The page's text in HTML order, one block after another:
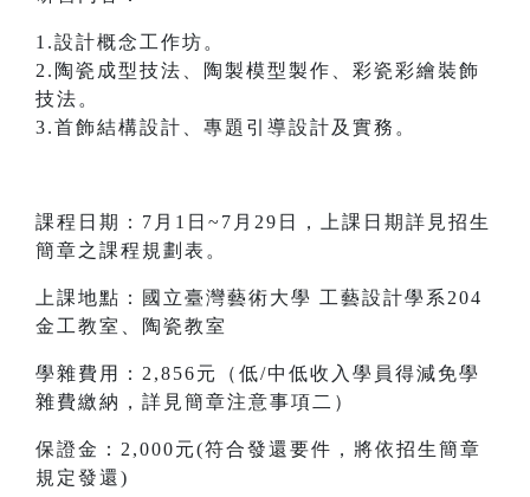
1.設計概念工作坊。
2.陶瓷成型技法、陶製模型製作、彩瓷彩繪裝飾
技法。
3.首飾結構設計、專題引導設計及實務。
課程日期：7月1日~7月29日，上課日期詳見招生
簡章之課程規劃表。
上課地點：國立臺灣藝術大學 工藝設計學系204
金工教室、陶瓷教室
學雜費用：2,856元（低/中低收入學員得減免學
雜費繳納，詳見簡章注意事項二）
保證金：2,000元(符合發還要件，將依招生簡章
規定發還)